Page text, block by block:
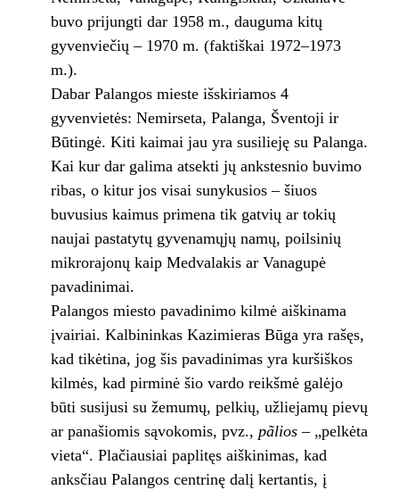
buvo prijungti dar 1958 m., dauguma kitų
gyvenviečių – 1970 m. (faktiškai 1972–1973
m.).
Dabar Palangos mieste išskiriamos 4
gyvenvietės: Nemirseta, Palanga, Šventoji ir
Būtingė. Kiti kaimai jau yra susilieję su Palanga.
Kai kur dar galima atsekti jų ankstesnio buvimo
ribas, o kitur jos visai sunykusios – šiuos
buvusius kaimus primena tik gatvių ar tokių
naujai pastatytų gyvenamųjų namų, poilsinių
mikrorajonų kaip Medvalakis ar Vanagupė
pavadinimai.
Palangos miesto pavadinimo kilmė aiškinama
įvairiai. Kalbininkas Kazimieras Būga yra rašęs,
kad tikėtina, jog šis pavadinimas yra kuršiškos
kilmės, kad pirminė šio vardo reikšmė galėjo
būti susijusi su žemumų, pelkių, užliejamų pievų
ar panašiomis sąvokomis, pvz., pãlios– „pelkėta
vieta“. Plačiausiai paplitęs aiškinimas, kad
anksčiau Palangos centrinę dalį kertantis, į